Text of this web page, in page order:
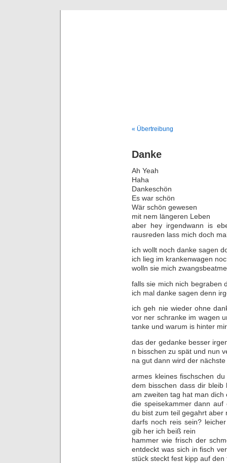
« Übertreibung
Danke
Ah Yeah
Haha
Dankeschön
Es war schön
Wär schön gewesen
mit nem längeren Leben
aber hey irgendwann is
rausreden lass mich doch
ich wollt noch danke sagen
ich lieg im krankenwagen
wolln sie mich
falls sie mich nich begraben
ich mal danke sagen denn
ich geh nie wieder ohne
vor ner schranke im wagen
tanke und warum is hinter
das der gedanke besser
n bisschen zu spät und nun
na gut dann wird der
armes kleines fischschen
dem bisschen dass dir
am zweiten tag hat man
die speisekammer dann
du bist zum teil gegahrt aber
darfs noch reis sein?
gib her ich beiß rein
hammer wie frisch der
entdeckt was sich in fisch
stück steckt fest kipp auf